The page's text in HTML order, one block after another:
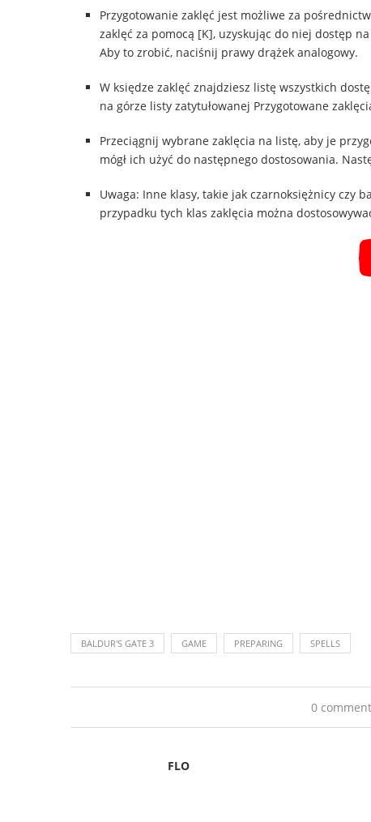
Przygotowanie zaklęć jest możliwe za
zaklęć za pomocą [K], uzyskując do niej dostęp
Aby to zrobić, naciśnij prawy drążek analogowy.
W księdze zaklęć znajdziesz listę wszystkich
na górze listy zatytułowanej Przygotowane
Przeciągnij wybrane zaklęcia na listę, aby je
mógł ich użyć do następnego dostosowania.
Uwaga: Inne klasy, takie jak czarnoksiężnicy czy
przypadku tych klas zaklęcia można
BALDUR'S GATE 3 GAME PREPARING SPELLS
0
FLO